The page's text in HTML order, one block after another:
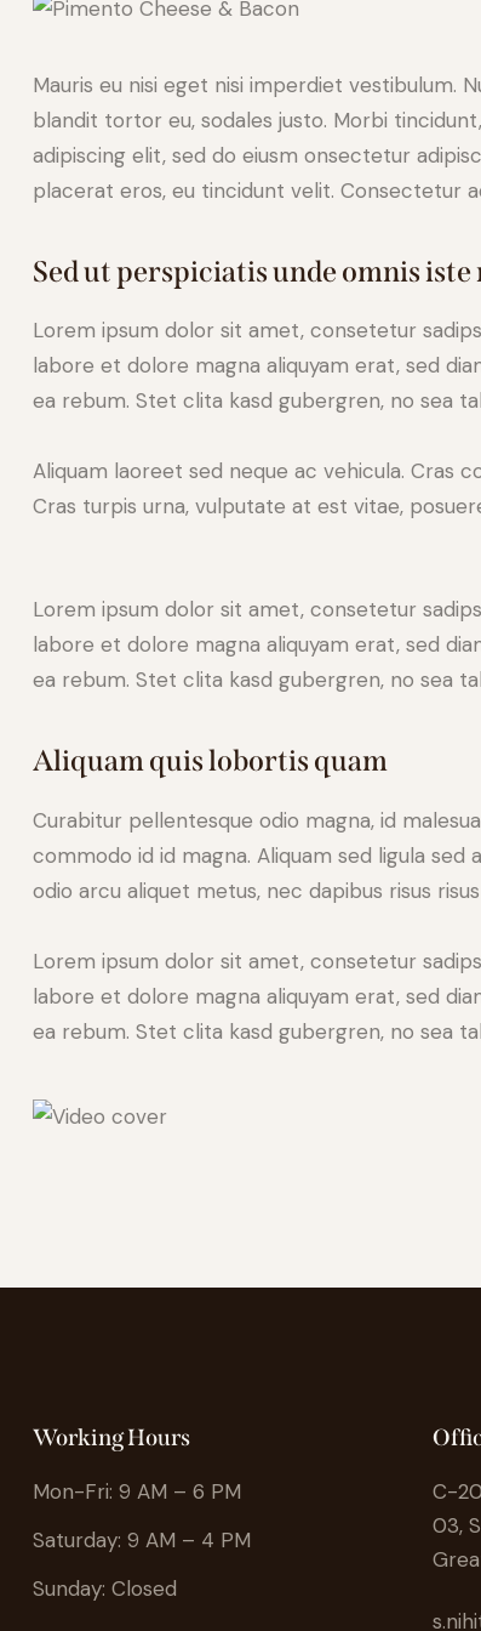
Mauris eu nisi eget nisi imperdiet vestibulum.
blandit tortor eu, sodales justo. Morbi
adipiscing elit, sed do eiusm onsectetur
placerat eros, eu tincidunt velit. Consectetur
Sed ut perspiciatis unde omnis iste
Lorem ipsum dolor sit amet, consetetur
labore et dolore magna aliquyam erat, sed
ea rebum. Stet clita kasd gubergren, no sea
Aliquam laoreet sed neque ac vehicula. Cras
Cras turpis urna, vulputate at est vitae,
Lorem ipsum dolor sit amet, consetetur
labore et dolore magna aliquyam erat, sed
ea rebum. Stet clita kasd gubergren, no sea
Aliquam quis lobortis quam
Curabitur pellentesque odio magna, id
commodo id id magna. Aliquam sed ligula
odio arcu aliquet metus, nec dapibus risus
Lorem ipsum dolor sit amet, consetetur
labore et dolore magna aliquyam erat, sed
ea rebum. Stet clita kasd gubergren, no sea
Working Hours
Mon-Fri: 9 AM – 6 PM
Saturday: 9 AM – 4 PM
Sunday: Closed
C-
03,